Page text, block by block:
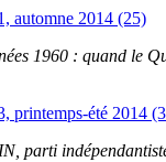
automne 2014 (25)
1960 : quand le
printemps-été 2014
parti